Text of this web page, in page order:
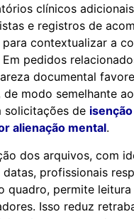
clínicos
e registros de
contextualizar a
pedidos
documental
de modo semelhante
solicitações de
alienação mental.
dos arquivos, com
datas, profissionais
quadro, permite
Isso reduz